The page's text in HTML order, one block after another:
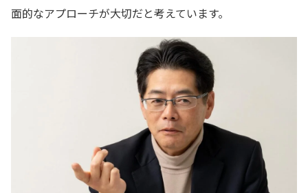
面的なアプローチが大切だと考えています。